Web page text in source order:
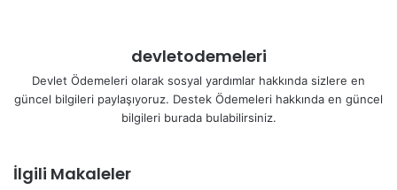
devletodemeleri
Devlet Ödemeleri olarak sosyal yardımlar hakkında sizlere en
güncel bilgileri paylaşıyoruz. Destek Ödemeleri hakkında en güncel
bilgileri burada bulabilirsiniz.
İlgili Makaleler